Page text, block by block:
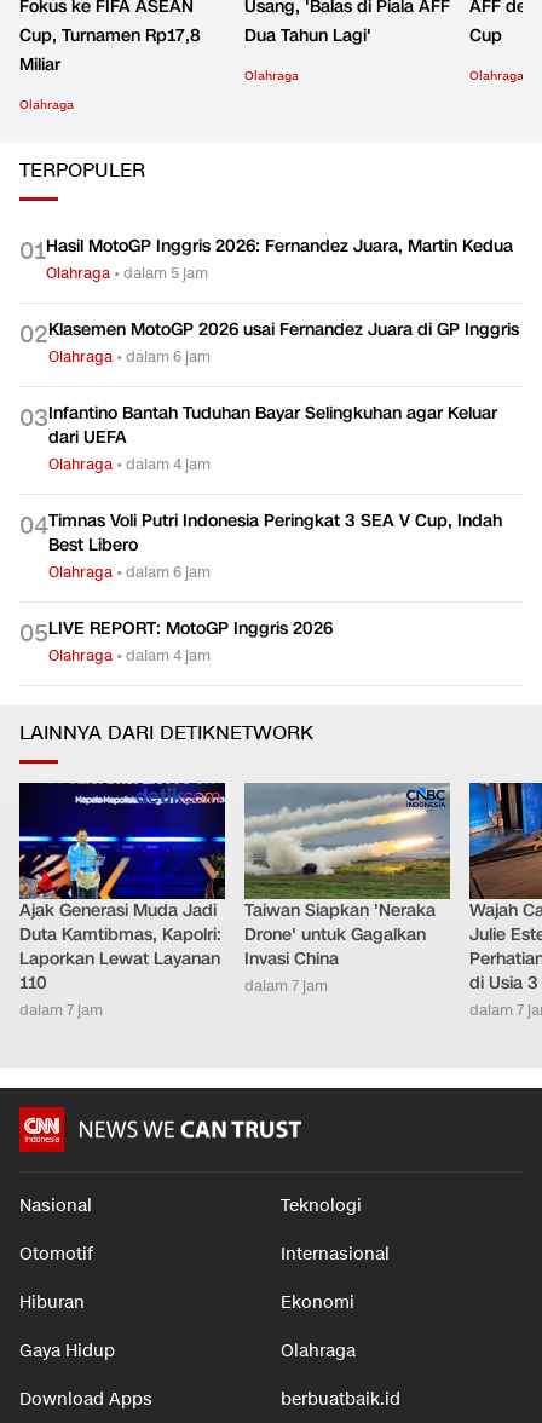
Fokus ke FIFA ASEAN
Cup, Turnamen Rp17,8
Miliar
Olahraga
Usang, 'Balas di Piala AFF
Dua Tahun Lagi'
Olahraga
AFF
Cup
Olahraga
TERPOPULER
01Hasil MotoGP Inggris 2026: Fernandez Juara, Martin Kedua
Olahraga •dalam 5 jam
02Klasemen MotoGP 2026 usai Fernandez Juara di GP Inggris
Olahraga •dalam 6 jam
03Infantino Bantah Tuduhan Bayar Selingkuhan agar Keluar
dari UEFA
Olahraga •dalam 4 jam
04Timnas Voli Putri Indonesia Peringkat 3 SEA V Cup, Indah
Best Libero
Olahraga •dalam 6 jam
05LIVE REPORT: MotoGP Inggris 2026
Olahraga •dalam 4 jam
LAINNYA DARI DETIKNETWORK
Ajak Generasi Muda Jadi
Duta Kamtibmas, Kapolri:
Laporkan Lewat Layanan
110
dalam 7 jam
Taiwan Siapkan 'Neraka
Drone' untuk Gagalkan
Invasi China
dalam 7 jam
Wajah
Julie
di Usia 3
dalam 7
Nasional Teknologi
Otomotif Internasional
Hiburan Ekonomi
Gaya Hidup Olahraga
Download Apps berbuatbaik.id